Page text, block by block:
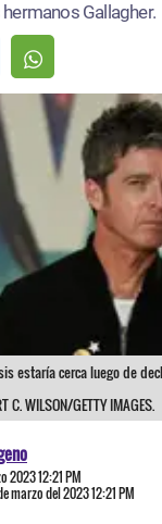
Gallagher.
estaría cerca luego de
C. WILSON/GETTY IMAGES.
2023 12:21 PM
marzo del 2023 12:21 PM